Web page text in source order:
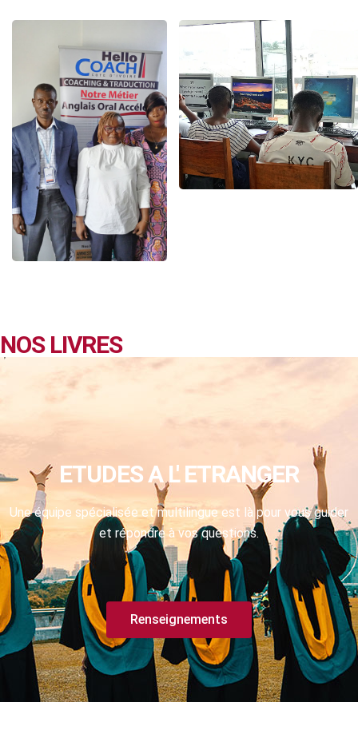
NOS LIVRES
ETUDES A L' ETRANGER
Une équipe spécialisée et multilingue est là pour vous guider
et répondre à vos questions.
Renseignements